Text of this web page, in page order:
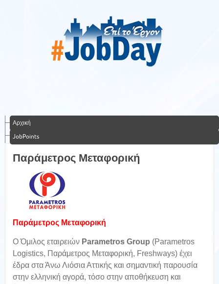
Αρχική
JobPoints
Παράμετρος Μεταφορική
Παράμετρος Μεταφορική
O Όμιλος εταιρειών Parametros Group (Parametros
Logistics, Παράμετρος Μεταφορική, Freshways) έχει
έδρα στα Άνω Λιόσια Αττικής και σημαντική παρουσία
στην ελληνική αγορά, τόσο στην αποθήκευση και